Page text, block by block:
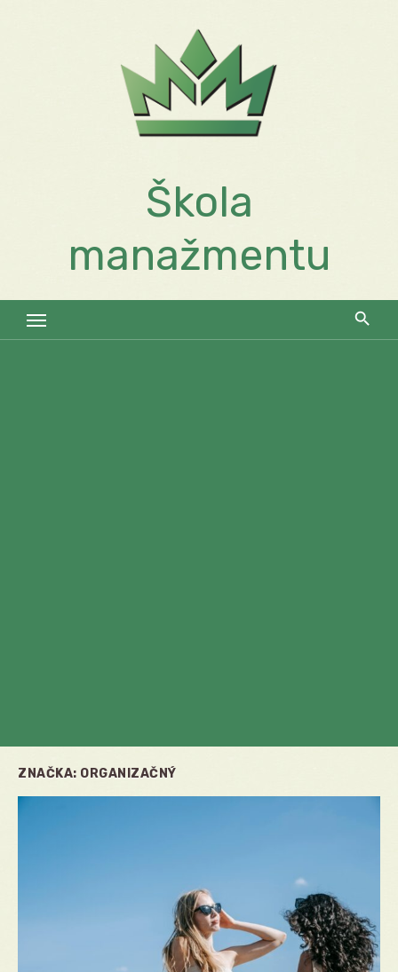
Škola
manažmentu
ZNAČKA: ORGANIZAČNÝ